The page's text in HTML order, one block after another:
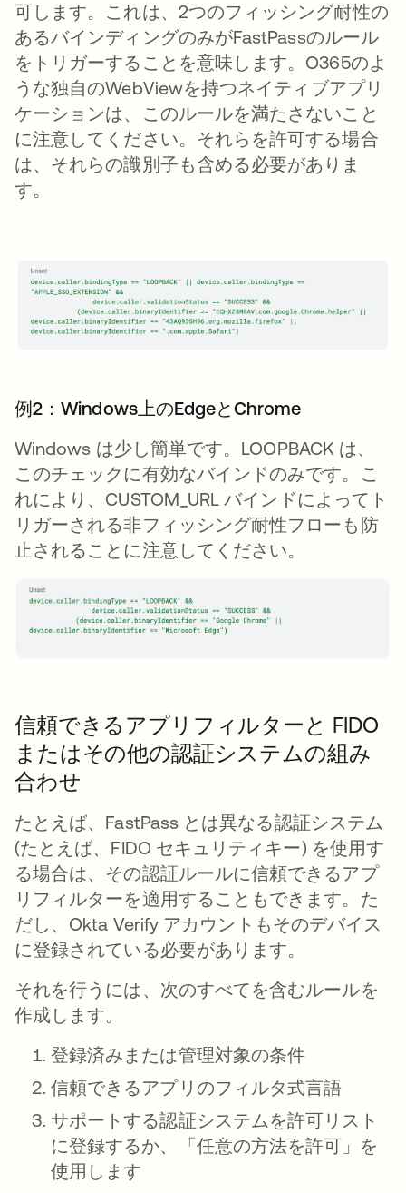
可します。これは、2つのフィッシング耐性の
あるバインディングのみがFastPassのルール
をトリガーすることを意味します。O365のよ
うな独自のWebViewを持つネイティブアプリ
ケーションは、
このルールを満たさないこと
に注意してください。それらを許可する場合
は、それらの識別子も含める必要がありま
す。
例2：Windows上のEdgeとChrome
Windows は少し簡単です。LOOPBACK は、
このチェックに有効なバインドのみです。こ
れにより、CUSTOM_URL バインドによってト
リガーされる非フィッシング耐性フローも防
止されることに注意してください。
信頼できるアプリフィルターと FIDO
またはその他の認証システムの組み
合わせ
たとえば、FastPass とは異なる認証システム
(たとえば、FIDO セキュリティキー) を使用す
る場合は、その認証ルールに信頼できるアプ
リフィルターを適用することもできます。た
だし、Okta Verify アカウントもそのデバイス
に登録されている必要があります。
それを行うには、次のすべてを含むルールを
作成します。
登録済みまたは管理対象の条件
信頼できるアプリのフィルタ式言語
サポートする認証システムを許可リスト
に登録するか、「任意の方法を許可」を
使用します